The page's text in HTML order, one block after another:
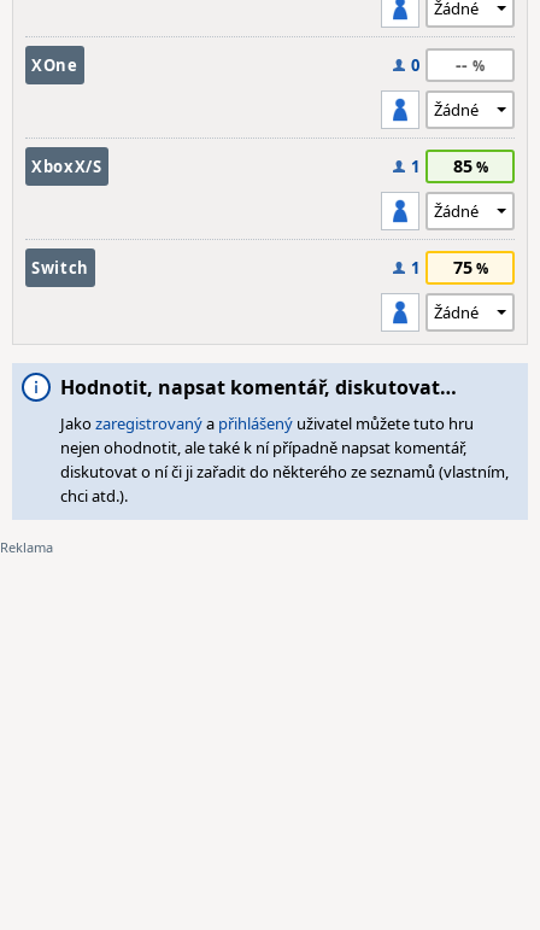
XOne 0 --
XboxX/S 1 85
Switch 1 75
Hodnotit, napsat komentář, diskutovat…
Jakozaregistrovanýa přihlášený uživatel můžete tuto hru
nejen ohodnotit, ale také k ní případně napsat komentář,
diskutovat o ní či ji zařadit do některého ze seznamů (vlastním,
chci atd.).